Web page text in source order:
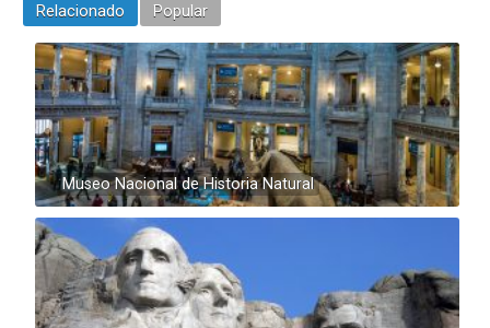
Relacionado Popular
Museo Nacional de Historia Natural